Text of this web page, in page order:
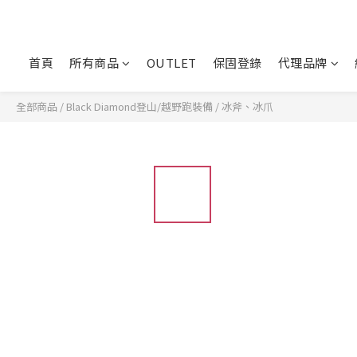
首頁 所有商品 OUTLET 保固登錄 代理品牌
全部商品 / Black Diamond登山/越野跑裝備 /冰斧、冰爪